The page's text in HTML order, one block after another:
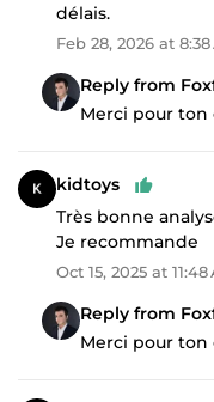
délais.
Feb 28, 2026 at 8:38
Reply from
Merci pour ton
kidtoys
Très bonne
Je recommande
Oct 15, 2025 at 11:48
Reply from
Merci pour ton